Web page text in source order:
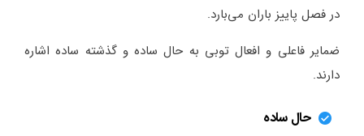
در فصل پاییز باران می‌بارد.
ضمایر فاعلی و افعال توبی به حال ساده و گذشته ساده اشاره
دارند.
حال ساده